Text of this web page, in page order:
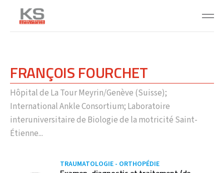
FRANÇOIS FOURCHET
Hôpital de La Tour Meyrin/Genève (Suisse);
International Ankle Consortium; Laboratoire
interuniversitaire de Biologie de la motricité Saint-
Étienne...
TRAUMATOLOGIE - ORTHOPÉDIE